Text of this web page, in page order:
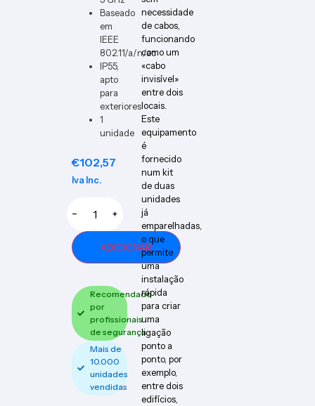
Baseado
em
IEEE
802.11/a/n/ac
IP55,
apto
para
exteriores
1
unidade
€102,57
Iva Inc.
− +
ADICIONAR
Recomendado
por
profissionais
de segurança
Mais de
10.000
unidades
vendidas
necessidade
de cabos,
funcionando
como um
«cabo
invisível»
entre dois
locais.
Este
equipamento
é
fornecido
num kit
de duas
unidades
já
emparelhadas,
o que
permite
uma
instalação
rápida
para criar
uma
ligação
ponto a
ponto, por
exemplo,
entre dois
edifícios,